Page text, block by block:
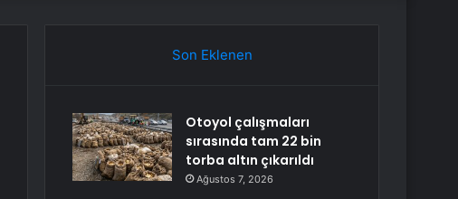
Son Eklenen
Otoyol çalışmaları
sırasında tam 22 bin
torba altın çıkarıldı
Ağustos 7, 2026